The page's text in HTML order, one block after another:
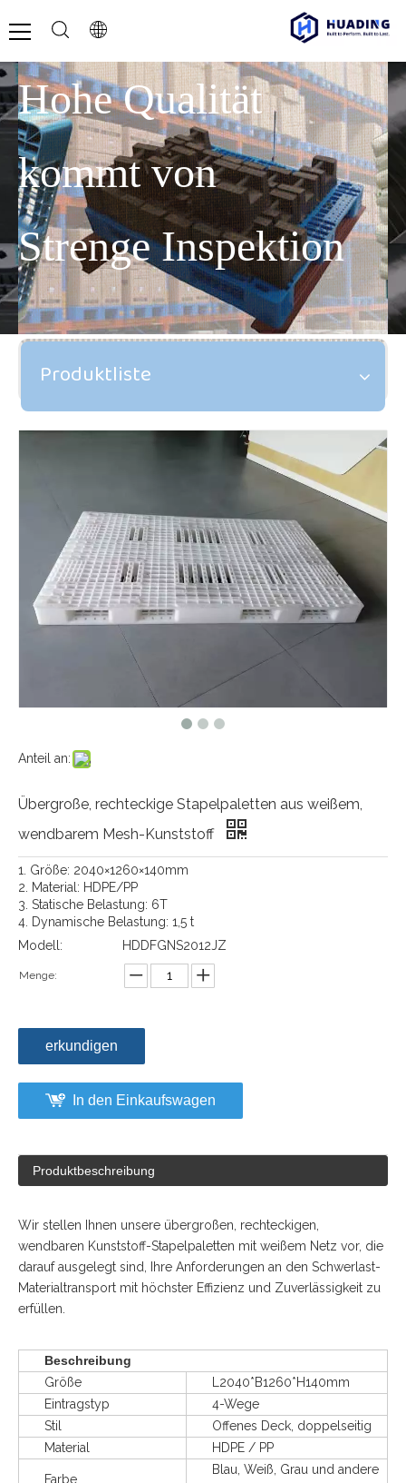
Hohe Qualität
kommt von
Strenge Inspektion
Produktliste
Anteil an:
Übergroße, rechteckige Stapelpaletten aus weißem,
wendbarem Mesh-Kunststoff
1. Größe: 2040×1260×140mm
2. Material: HDPE/PP
3. Statische Belastung: 6T
4. Dynamische Belastung: 1,5 t
Modell:
HDDFGNS2012JZ
Menge:
erkundigen
In den Einkaufswagen
Produktbeschreibung
Wir stellen Ihnen unsere übergroßen, rechteckigen,
wendbaren Kunststoff-Stapelpaletten mit weißem Netz vor, die
darauf ausgelegt sind, Ihre Anforderungen an den Schwerlast-
Materialtransport mit höchster Effizienz und Zuverlässigkeit zu
erfüllen.
Beschreibung
Größe
L2040*B1260*H140mm
Eintragstyp
4-Wege
Stil
Offenes Deck, doppelseitig
Material
HDPE / PP
Farbe
Blau, Weiß, Grau und andere